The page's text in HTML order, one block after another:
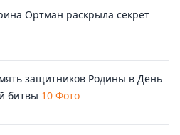
Ортман раскрыла секрет
защитников Родины в День
битвы 10 Фото